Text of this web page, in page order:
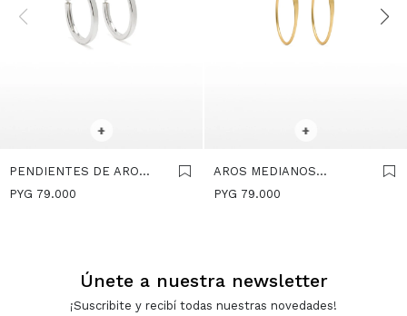
+
PENDIENTES DE ARO
MEDIANOS PLATEADOS -
PYG 79.000
+
AROS MEDIANOS
BÁSICOS - DORADO
PYG 79.000
Únete a nuestra newsletter
¡Suscribite y recibí todas nuestras novedades!